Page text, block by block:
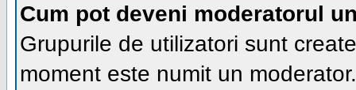
Cum pot deveni moderatorul
Grupurile de utilizatori sunt
moment este numit un